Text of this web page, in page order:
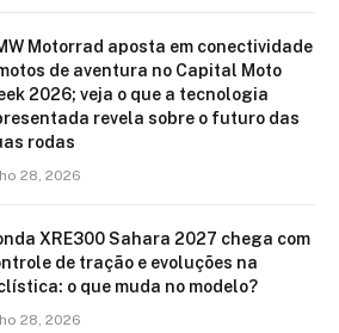
Motorrad aposta em conectividade
de aventura no Capital Moto
2026; veja o que a tecnologia
revela sobre o futuro das
rodas
28, 2026
XRE300 Sahara 2027 chega com
de tração e evoluções na
o que muda no modelo?
28, 2026